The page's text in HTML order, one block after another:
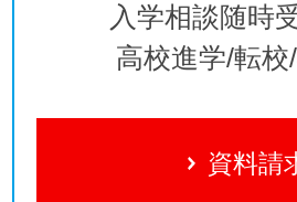
入学相談随時
高校進学/転校
資料請